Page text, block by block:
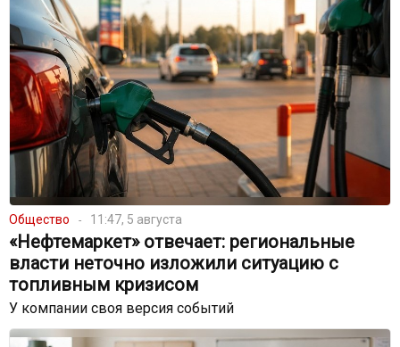
Общество 11:47, 5 августа
«Нефтемаркет» отвечает: региональные
власти неточно изложили ситуацию с
топливным кризисом
У компании своя версия событий